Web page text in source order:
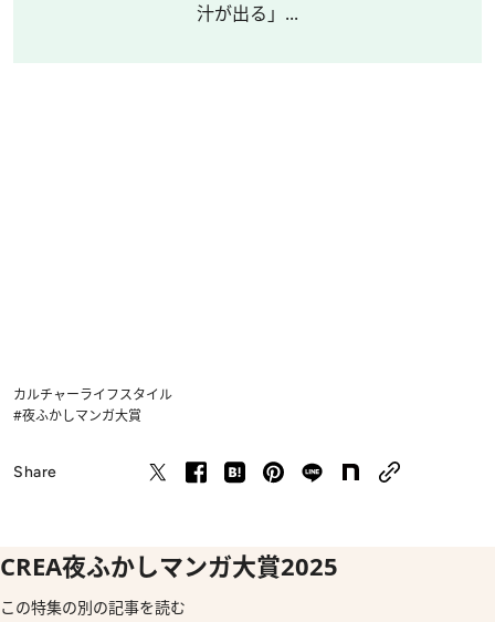
汁が出る」...
カルチャーライフスタイル
#夜ふかしマンガ大賞
Share
CREA夜ふかしマンガ大賞2025
この特集の別の記事を読む